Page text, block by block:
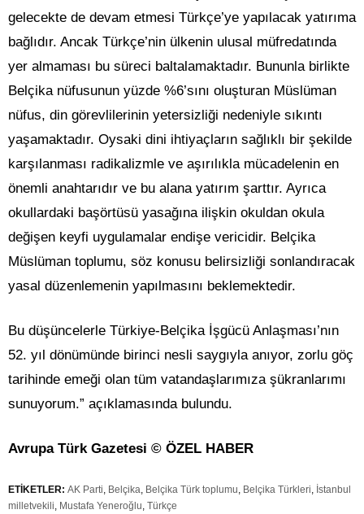
gelecekte de devam etmesi Türkçe’ye yapılacak yatırıma
bağlıdır. Ancak Türkçe’nin ülkenin ulusal müfredatında
yer almaması bu süreci baltalamaktadır. Bununla birlikte
Belçika nüfusunun yüzde %6’sını oluşturan Müslüman
nüfus, din görevlilerinin yetersizliği nedeniyle sıkıntı
yaşamaktadır. Oysaki dini ihtiyaçların sağlıklı bir şekilde
karşılanması radikalizmle ve aşırılıkla mücadelenin en
önemli anahtarıdır ve bu alana yatırım şarttır. Ayrıca
okullardaki başörtüsü yasağına ilişkin okuldan okula
değişen keyfi uygulamalar endişe vericidir. Belçika
Müslüman toplumu, söz konusu belirsizliği sonlandıracak
yasal düzenlemenin yapılmasını beklemektedir.
Bu düşüncelerle Türkiye-Belçika İşgücü Anlaşması’nın
52. yıl dönümünde birinci nesli saygıyla anıyor, zorlu göç
tarihinde emeği olan tüm vatandaşlarımıza şükranlarımı
sunuyorum.” açıklamasında bulundu.
Avrupa Türk Gazetesi © ÖZEL HABER
ETİKETLER: AK Parti, Belçika, Belçika Türk toplumu, Belçika Türkleri, İstanbul
milletvekili, Mustafa Yeneroğlu, Türkçe